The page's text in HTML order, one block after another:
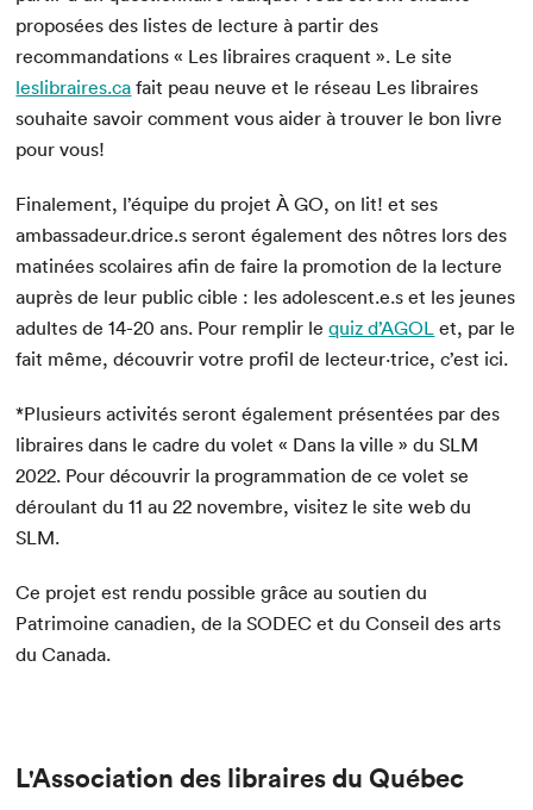
proposées des listes de lecture à partir des
recommandations « Les libraires craquent ». Le site
leslibraires.ca fait peau neuve et le réseau Les libraires
souhaite savoir comment vous aider à trouver le bon livre
pour vous!
Finalement, l’équipe du projet À GO, on lit! et ses
ambassadeur.drice.s seront également des nôtres lors des
matinées scolaires afin de faire la promotion de la lecture
auprès de leur public cible : les adolescent.e.s et les jeunes
adultes de 14-20 ans. Pour remplir lequiz d’AGOL et, par le
fait même, découvrir votre profil de lecteur⋅trice, c’est ici.
*Plusieurs activités seront également présentées par des
libraires dans le cadre du volet « Dans la ville » du SLM
2022. Pour découvrir la programmation de ce volet se
déroulant du 11 au 22 novembre, visitez le site web du
SLM.
Ce projet est rendu possible grâce au soutien du
Patrimoine canadien, de la SODEC et du Conseil des arts
du Canada.
L'Association des libraires du Québec